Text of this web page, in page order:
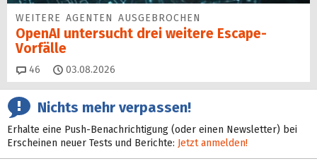
WEITERE AGENTEN AUSGEBROCHEN
OpenAI untersucht drei weitere Escape-
Vorfälle
46 Kommentare
03.08.2026
Nichts mehr verpassen!
Erhalte eine Push-Benachrichtigung (oder einen Newsletter) bei
Erscheinen neuer Tests und Berichte: Jetzt anmelden!